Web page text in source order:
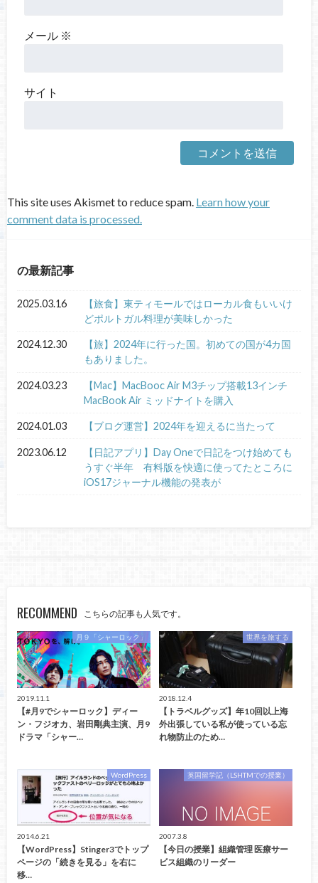
メール ※
サイト
This site uses Akismet to reduce spam. Learn how your
comment data is processed.
の最新記事
2025.03.16
【旅食】東ティモールではローカル食もいいけ
どポルトガル料理が美味しかった
2024.12.30
【旅】2024年に行った国。初めての国が4カ国
もありました。
2024.03.23
【Mac】MacBooc Air M3チップ搭載13インチ
MacBook Air ミッドナイトを購入
2024.01.03 【ブログ運営】2024年を迎えるに当たって
2023.06.12
【日記アプリ】Day Oneで日記をつけ始めても
うすぐ半年 有料版を快適に使ってたところに
iOS17ジャーナル機能の発表が
RECOMMEND こちらの記事も人気です。
月９「シャーロック」
2019.11.1
【#月9でシャーロック】ディー
ン・フジオカ、岩田剛典主演、月9
ドラマ「シャー…
世界を旅する
2018.12.4
【トラベルグッズ】年10回以上海
外出張している私が使っている忘
れ物防止のため…
WordPress
2014.6.21
【WordPress】Stinger3でトップ
ページの「続きを見る」を右に
移…
英国留学記（LSHTMでの授業）
2007.3.8
【今日の授業】組織管理 医療サー
ビス組織のリーダー